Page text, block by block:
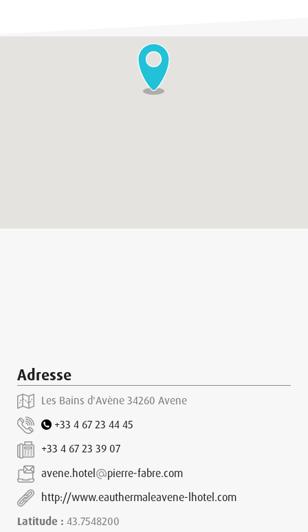
Adresse
Les Bains d'Avène 34260 Avene
+33 4 67 23 44 45
+33 4 67 23 39 07
avene.hotel
pierre-fabre.com
http://www.eauthermaleavene-lhotel.com
Latitude : 43.7548200